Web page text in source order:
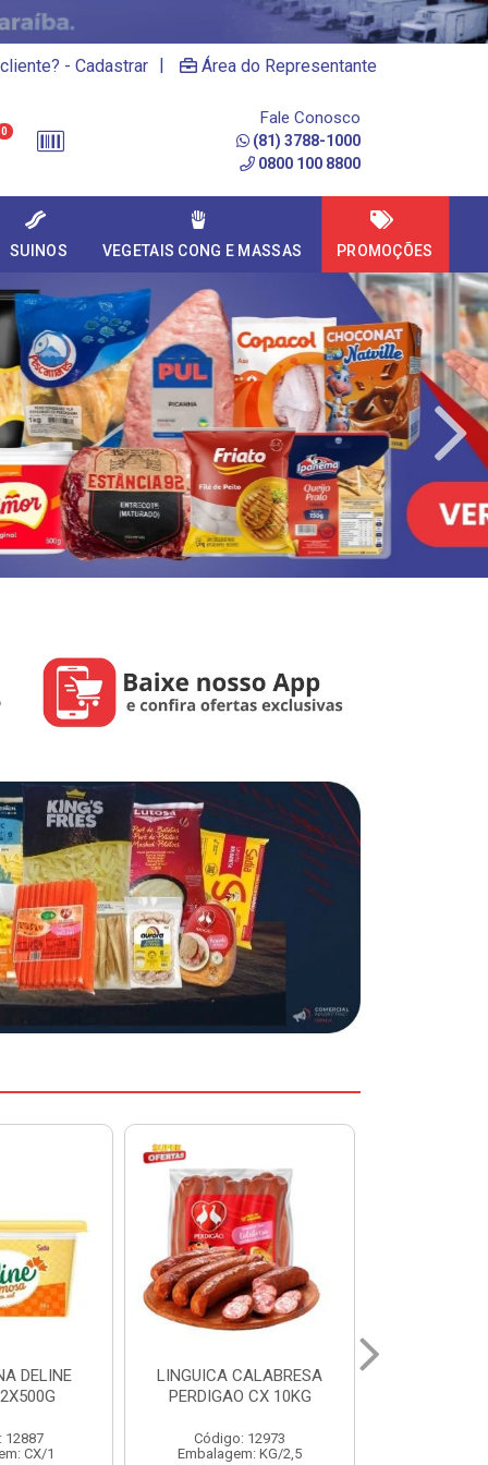
- Cadastrar | Área do Representante
0
Fale Conosco
(81) 3788-1000
0800 100 8800
SUINOS VEGETAIS CONG E MASSAS PROMOÇÕES
CX 10KG
12973
KG/2,5
COXA S/COXA FRANGO
INDIV LEVIDA CX 20KG
Código: 13040
Embalagem: KG/20